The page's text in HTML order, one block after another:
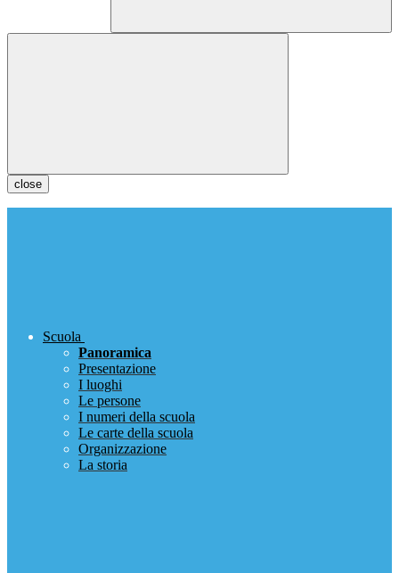
close
Scuola
Panoramica
Presentazione
I luoghi
Le persone
I numeri della scuola
Le carte della scuola
Organizzazione
La storia